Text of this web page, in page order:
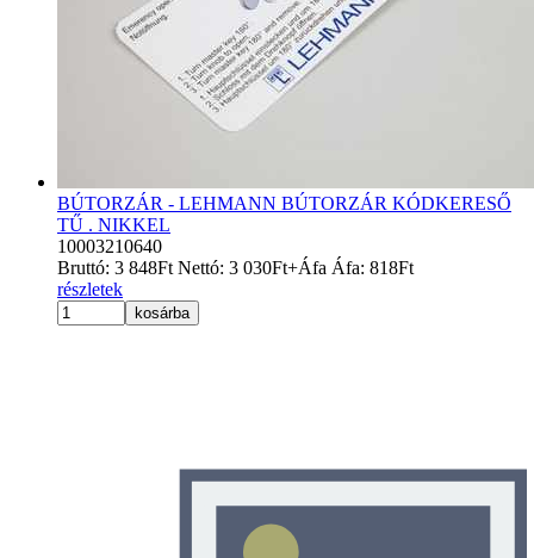
BÚTORZÁR - LEHMANN BÚTORZÁR KÓDKERESŐ
TŰ . NIKKEL
10003210640
Bruttó: 3 848Ft Nettó: 3 030Ft+Áfa Áfa: 818Ft
részletek
kosárba